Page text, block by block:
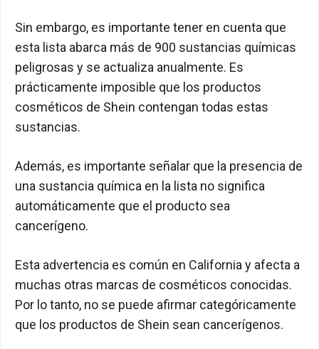
Sin embargo, es importante tener en cuenta que
esta lista abarca más de 900 sustancias químicas
peligrosas y se actualiza anualmente. Es
prácticamente imposible que los productos
cosméticos de Shein contengan todas estas
sustancias.
Además, es importante señalar que la presencia de
una sustancia química en la lista no significa
automáticamente que el producto sea
cancerígeno.
Esta advertencia es común en California y afecta a
muchas otras marcas de cosméticos conocidas.
Por lo tanto, no se puede afirmar categóricamente
que los productos de Shein sean cancerígenos.